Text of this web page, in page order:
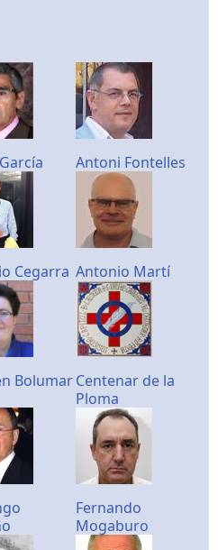
Antoni Fontelles
Cegarra Antonio Martí
BolumarCentenar de la
Ploma
Fernando
Mogaburo